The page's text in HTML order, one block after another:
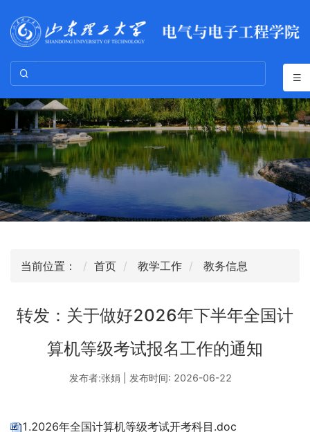
当前位置： 首页 教学工作 教务信息
转发：关于做好2026年下半年全国计
算机等级考试报名工作的通知
发布者:张娟 | 发布时间: 2026-06-22
1.2026年全国计算机等级考试开考科目.doc